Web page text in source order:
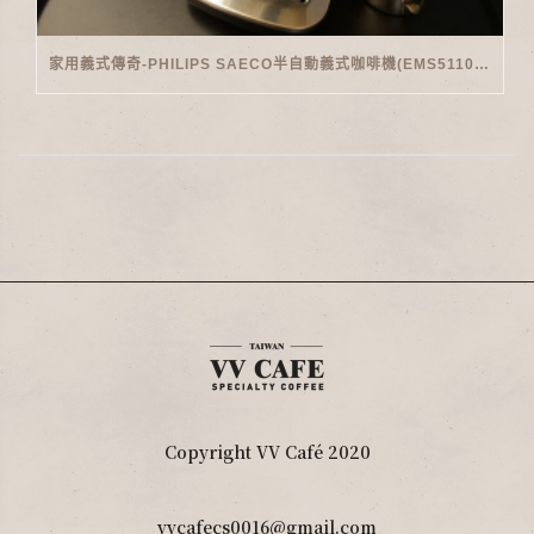
家用義式傳奇-PHILIPS SAECO半自動義式咖啡機(EMS5110)開箱
Copyright VV Café 2020
vvcafecs0016@gmail.com